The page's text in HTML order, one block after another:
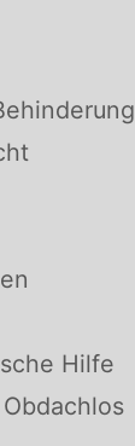
Hilfe